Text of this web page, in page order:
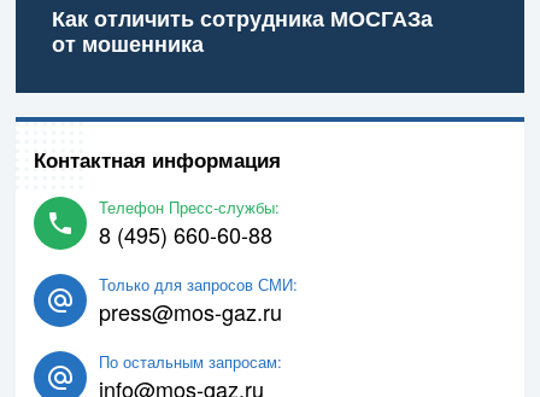
Как отличить сотрудника МОСГАЗа
от мошенника
Контактная информация
Телефон Пресс-службы:
8 (495) 660-60-88
Только для запросов СМИ:
press@mos-gaz.ru
По остальным запросам:
info@mos-gaz.ru